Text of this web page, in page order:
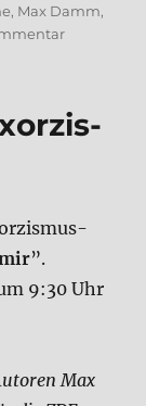
, Max Damm,
zu
in
mus
te
”.
9:30 Uhr
Max